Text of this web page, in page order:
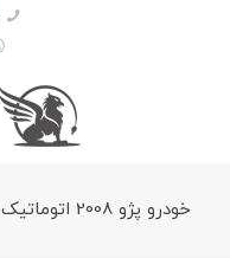
خودرو پژو 2008 اتوماتیک سال 1396